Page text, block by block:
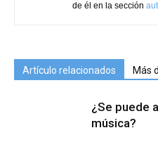
de él en la sección
Artículo relacionados Más
¿Se puede
música?